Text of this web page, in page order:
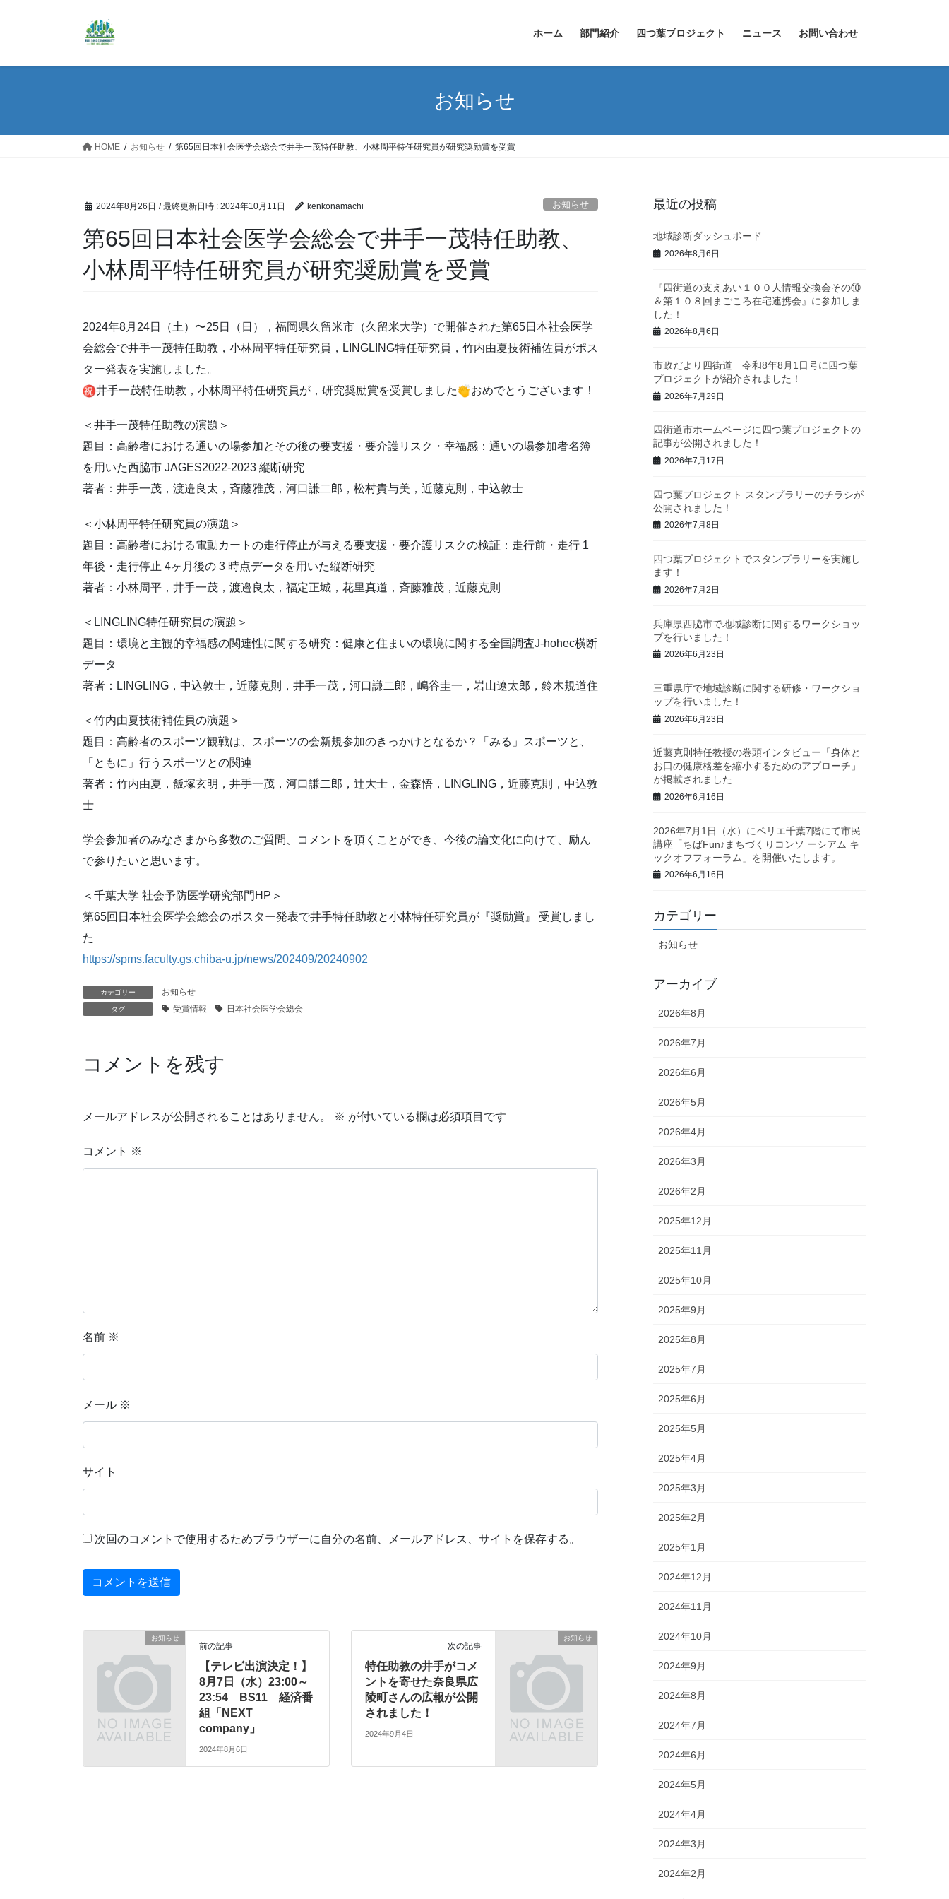
ホーム 部門紹介 四つ葉プロジェクト ニュース お問い合わせ
お知らせ
HOME お知らせ 第65回日本社会医学会総会で井手一茂特任助教、小林周平特任研究員が研究奨励賞を受賞
2024年8月26日 / 最終更新日時 : 2024年10月11日 kenkonamachi お知らせ
第65回日本社会医学会総会で井手一茂特任助教、
小林周平特任研究員が研究奨励賞を受賞
2024年8月24日（土）〜25日（日），福岡県久留米市（久留米大学）で開催された第65日本社会医学
会総会で井手一茂特任助教，小林周平特任研究員，LINGLING特任研究員，竹内由夏技術補佐員がポス
ター発表を実施しました。
井手一茂特任助教，小林周平特任研究員が，研究奨励賞を受賞しました
おめでとうございます！
＜井手一茂特任助教の演題＞
題目：高齢者における通いの場参加とその後の要支援・要介護リスク・幸福感：通いの場参加者名簿
を用いた西脇市 JAGES2022-2023 縦断研究
著者：井手一茂，渡邉良太，斉藤雅茂，河口謙二郎，松村貴与美，近藤克則，中込敦士
＜小林周平特任研究員の演題＞
題目：高齢者における電動カートの走行停止が与える要支援・要介護リスクの検証：走行前・走行 1
年後・走行停止 4ヶ月後の 3 時点データを用いた縦断研究
著者：小林周平，井手一茂，渡邉良太，福定正城，花里真道，斉藤雅茂，近藤克則
＜LINGLING特任研究員の演題＞
題目：環境と主観的幸福感の関連性に関する研究：健康と住まいの環境に関する全国調査J-hohec横断
データ
著者：LINGLING，中込敦士，近藤克則，井手一茂，河口謙二郎，嶋谷圭一，岩山遼太郎，鈴木規道住
＜竹内由夏技術補佐員の演題＞
題目：高齢者のスポーツ観戦は、スポーツの会新規参加のきっかけとなるか？「みる」スポーツと、
「ともに」行うスポーツとの関連
著者：竹内由夏，飯塚玄明，井手一茂，河口謙二郎，辻大士，金森悟，LINGLING，近藤克則，中込敦
士
学会参加者のみなさまから多数のご質問、コメントを頂くことができ、今後の論文化に向けて、励ん
で参りたいと思います。
＜千葉大学 社会予防医学研究部門HP＞
第65回日本社会医学会総会のポスター発表で井手特任助教と小林特任研究員が『奨励賞』 受賞しまし
た
https://spms.faculty.gs.chiba-u.jp/news/202409/20240902
カテゴリー お知らせ
タグ 受賞情報 日本社会医学会総会
コメントを残す
メールアドレスが公開されることはありません。 ※ が付いている欄は必須項目です
コメント ※
名前 ※
メール ※
サイト
次回のコメントで使用するためブラウザーに自分の名前、メールアドレス、サイトを保存する。
お知らせ
前の記事
【テレビ出演決定！】
8月7日（水）23:00～
23:54 BS11 経済番
組「NEXT
company」
2024年8月6日
お知らせ
次の記事
特任助教の井手がコメ
ントを寄せた奈良県広
陵町さんの広報が公開
されました！
2024年9月4日
最近の投稿
地域診断ダッシュボード
2026年8月6日
『四街道の支えあい１００人情報交換会その⑩
＆第１０８回まごころ在宅連携会』に参加しま
した！
2026年8月6日
市政だより四街道 令和8年8月1日号に四つ葉
プロジェクトが紹介されました！
2026年7月29日
四街道市ホームページに四つ葉プロジェクトの
記事が公開されました！
2026年7月17日
四つ葉プロジェクト スタンプラリーのチラシが
公開されました！
2026年7月8日
四つ葉プロジェクトでスタンプラリーを実施し
ます！
2026年7月2日
兵庫県西脇市で地域診断に関するワークショッ
プを行いました！
2026年6月23日
三重県庁で地域診断に関する研修・ワークショ
ップを行いました！
2026年6月23日
近藤克則特任教授の巻頭インタビュー「身体と
お口の健康格差を縮小するためのアプローチ」
が掲載されました
2026年6月16日
2026年7月1日（水）にペリエ千葉7階にて市民
講座「ちばFun♪まちづくりコンソ ーシアム キ
ックオフフォーラム」を開催いたします。
2026年6月16日
カテゴリー
お知らせ
アーカイブ
2026年8月
2026年7月
2026年6月
2026年5月
2026年4月
2026年3月
2026年2月
2025年12月
2025年11月
2025年10月
2025年9月
2025年8月
2025年7月
2025年6月
2025年5月
2025年4月
2025年3月
2025年2月
2025年1月
2024年12月
2024年11月
2024年10月
2024年9月
2024年8月
2024年7月
2024年6月
2024年5月
2024年4月
2024年3月
2024年2月